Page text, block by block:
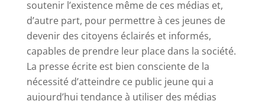
soutenir l’existence même de ces médias et,
d’autre part, pour permettre à ces jeunes de
devenir des citoyens éclairés et informés,
capables de prendre leur place dans la société.
La presse écrite est bien consciente de la
nécessité d’atteindre ce public jeune qui a
aujourd’hui tendance à utiliser des médias